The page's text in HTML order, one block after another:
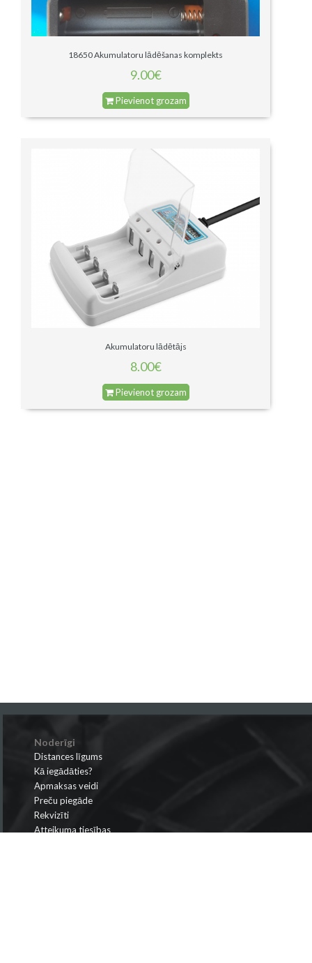
18650 Akumulatoru lādēšanas komplekts
9.00€
Pievienot grozam
Akumulatoru lādētājs
8.00€
Pievienot grozam
Noderīgi
Distances līgums
Kā iegādāties?
Apmaksas veidi
Preču piegāde
Rekvizīti
Atteikuma tiesības